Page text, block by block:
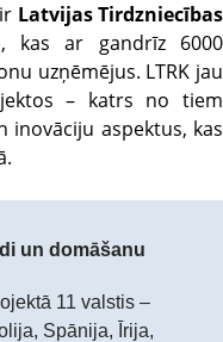
Latvijas Tirdzniecības
kas ar gandrīz 6000
uzņēmējus. LTRK jau
– katrs no tiem
inovāciju aspektus, kas
un domāšanu
11 valstis –
Spānija, Īrija,